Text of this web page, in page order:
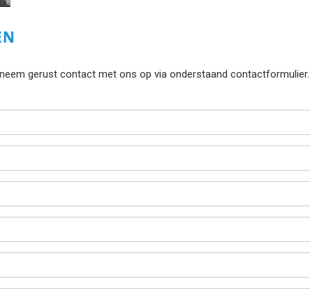
gerust contact met ons op via onderstaand contactformulier.